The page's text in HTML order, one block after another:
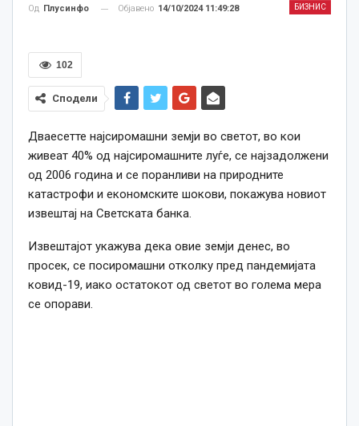
БИЗНИС
Од Плусинфо Објавено 14/10/2024 11:49:28
102
Сподели
Дваесетте најсиромашни земји во светот, во кои
живеат 40% од најсиромашните луѓе, се најзадолжени
од 2006 година и се поранливи на природните
катастрофи и економските шокови, покажува новиот
извештај на Светската банка.
Извештајот укажува дека овие земји денес, во
просек, се посиромашни отколку пред пандемијата
ковид-19, иако остатокот од светот во голема мера
се опорави.